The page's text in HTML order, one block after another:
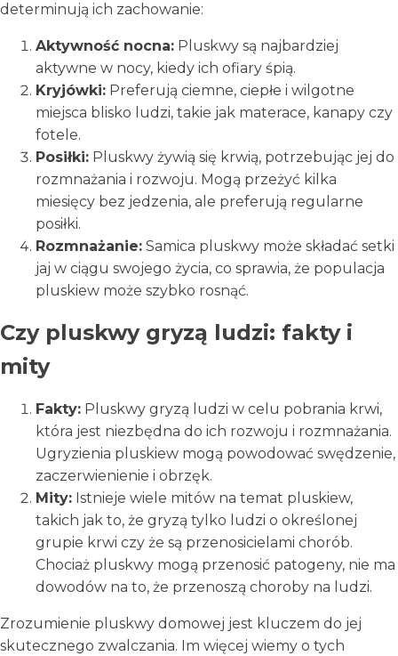
determinują ich zachowanie:
Aktywność nocna: Pluskwy są najbardziej
aktywne w nocy, kiedy ich ofiary śpią.
Kryjówki: Preferują ciemne, ciepłe i wilgotne
miejsca blisko ludzi, takie jak materace, kanapy czy
fotele.
Posiłki: Pluskwy żywią się krwią, potrzebując jej do
rozmnażania i rozwoju. Mogą przeżyć kilka
miesięcy bez jedzenia, ale preferują regularne
posiłki.
Rozmnażanie: Samica pluskwy może składać setki
jaj w ciągu swojego życia, co sprawia, że populacja
pluskiew może szybko rosnąć.
Czy pluskwy gryzą ludzi: fakty i
mity
Fakty: Pluskwy gryzą ludzi w celu pobrania krwi,
która jest niezbędna do ich rozwoju i rozmnażania.
Ugryzienia pluskiew mogą powodować swędzenie,
zaczerwienienie i obrzęk.
Mity: Istnieje wiele mitów na temat pluskiew,
takich jak to, że gryzą tylko ludzi o określonej
grupie krwi czy że są przenosicielami chorób.
Chociaż pluskwy mogą przenosić patogeny, nie ma
dowodów na to, że przenoszą choroby na ludzi.
Zrozumienie pluskwy domowej jest kluczem do jej
skutecznego zwalczania. Im więcej wiemy o tych